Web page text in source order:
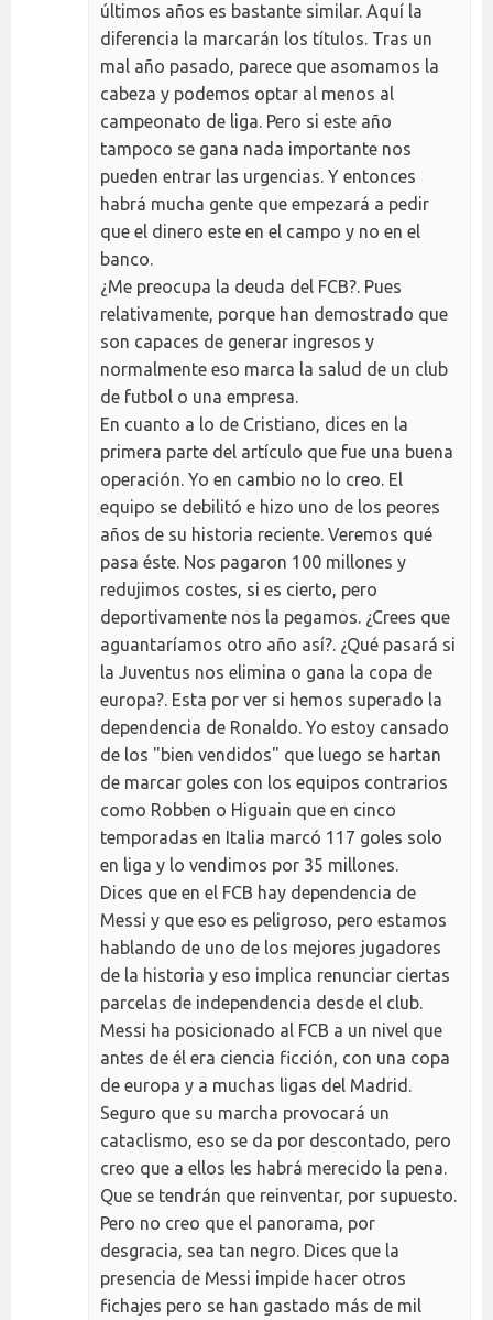
últimos años es bastante similar. Aquí la
diferencia la marcarán los títulos. Tras un
mal año pasado, parece que asomamos la
cabeza y podemos optar al menos al
campeonato de liga. Pero si este año
tampoco se gana nada importante nos
pueden entrar las urgencias. Y entonces
habrá mucha gente que empezará a pedir
que el dinero este en el campo y no en el
banco.
¿Me preocupa la deuda del FCB?. Pues
relativamente, porque han demostrado que
son capaces de generar ingresos y
normalmente eso marca la salud de un club
de futbol o una empresa.
En cuanto a lo de Cristiano, dices en la
primera parte del artículo que fue una buena
operación. Yo en cambio no lo creo. El
equipo se debilitó e hizo uno de los peores
años de su historia reciente. Veremos qué
pasa éste. Nos pagaron 100 millones y
redujimos costes, si es cierto, pero
deportivamente nos la pegamos. ¿Crees que
aguantaríamos otro año así?. ¿Qué pasará si
la Juventus nos elimina o gana la copa de
europa?. Esta por ver si hemos superado la
dependencia de Ronaldo. Yo estoy cansado
de los "bien vendidos" que luego se hartan
de marcar goles con los equipos contrarios
como Robben o Higuain que en cinco
temporadas en Italia marcó 117 goles solo
en liga y lo vendimos por 35 millones.
Dices que en el FCB hay dependencia de
Messi y que eso es peligroso, pero estamos
hablando de uno de los mejores jugadores
de la historia y eso implica renunciar ciertas
parcelas de independencia desde el club.
Messi ha posicionado al FCB a un nivel que
antes de él era ciencia ficción, con una copa
de europa y a muchas ligas del Madrid.
Seguro que su marcha provocará un
cataclismo, eso se da por descontado, pero
creo que a ellos les habrá merecido la pena.
Que se tendrán que reinventar, por supuesto.
Pero no creo que el panorama, por
desgracia, sea tan negro. Dices que la
presencia de Messi impide hacer otros
fichajes pero se han gastado más de mil